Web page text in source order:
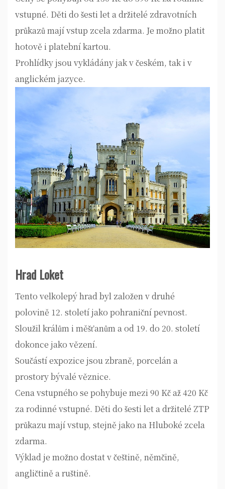
vstupné. Děti do šesti let a držitelé zdravotních
průkazů mají vstup zcela zdarma. Je možno platit
hotově i platební kartou.
Prohlídky jsou vykládány jak v českém, tak i v
anglickém jazyce.
Hrad Loket
Tento velkolepý hrad byl založen v druhé
polovině 12. století jako pohraniční pevnost.
Sloužil králům i měšťanům a od 19. do 20. století
dokonce jako vězení.
Součástí expozice jsou zbraně, porcelán a
prostory bývalé věznice.
Cena vstupného se pohybuje mezi 90 Kč až 420 Kč
za rodinné vstupné. Děti do šesti let a držitelé ZTP
průkazu mají vstup, stejně jako na Hluboké zcela
zdarma.
Výklad je možno dostat v češtině, němčině,
angličtině a ruštině.